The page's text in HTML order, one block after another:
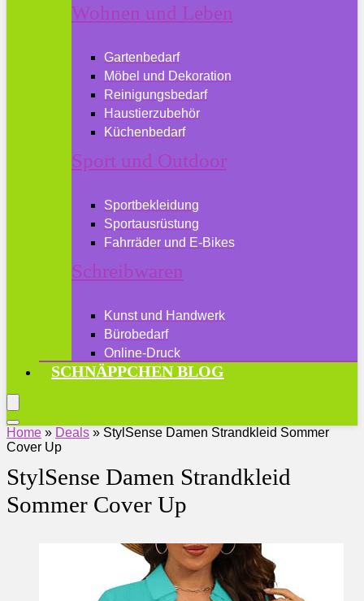
Wohnen und Leben
Gartenbedarf
Möbel und Dekoration
Reinigungsbedarf
Haustierzubehör
Küchenbedarf
Sport und Outdoor
Sportbekleidung
Sportausrüstung
Fahrräder und E-Bikes
Schreibwaren
Kunst und Handwerk
Bürobedarf
Online-Druck
SCHNÄPPCHEN BLOG
Home » Deals » StylSense Damen Strandkleid Sommer
Cover Up
StylSense Damen Strandkleid
Sommer Cover Up